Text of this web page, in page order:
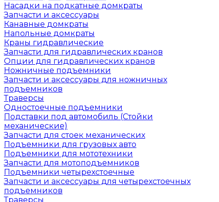
Насадки на подкатные домкраты
Запчасти и аксессуары
Канавные домкраты
Напольные домкраты
Краны гидравлические
Запчасти для гидравлических кранов
Опции для гидравлических кранов
Ножничные подъемники
Запчасти и аксессуары для ножничных
подъемников
Траверсы
Одностоечные подъемники
Подставки под автомобиль (Стойки
механические)
Запчасти для стоек механических
Подъемники для грузовых авто
Подъемники для мототехники
Запчасти для мотоподъемников
Подъемники четырехстоечные
Запчасти и аксессуары для четырехстоечных
подъемников
Траверсы